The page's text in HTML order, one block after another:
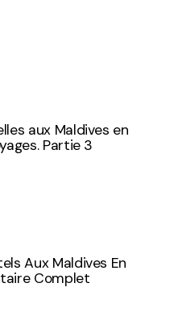
aux Maldives en
Partie 3
Aux Maldives En
Complet